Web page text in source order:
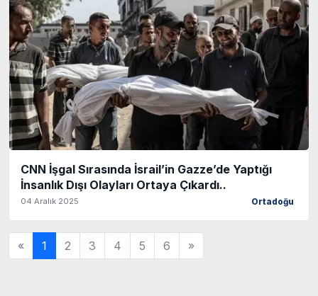
CNN İşgal Sırasında İsrail’in Gazze’de Yaptığı
İnsanlık Dışı Olayları Ortaya Çıkardı..
04 Aralık 2025 Ortadoğu
« 1 2 3 4 5 6 »